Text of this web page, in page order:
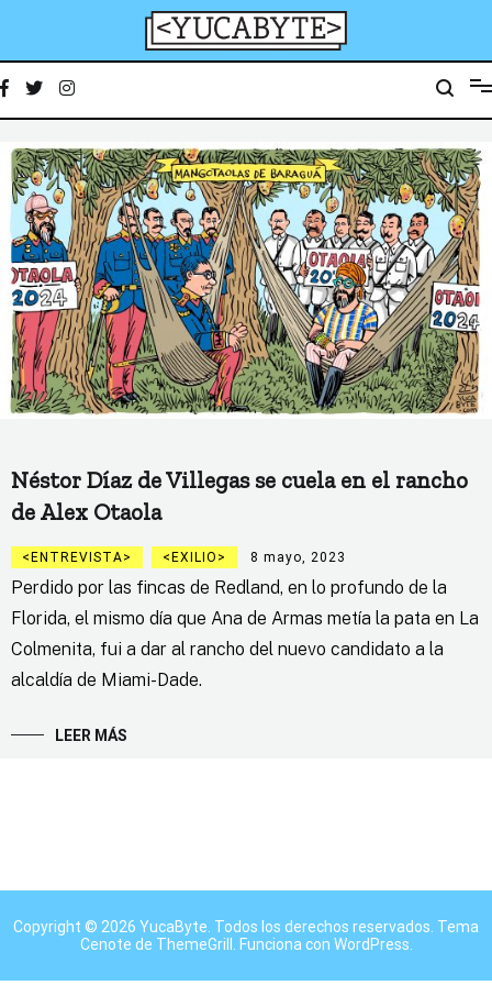
YucaByte
Néstor Díaz de Villegas se cuela en el rancho
de Alex Otaola
ENTREVISTA EXILIO 8 mayo, 2023
Perdido por las fincas de Redland, en lo profundo de la
Florida, el mismo día que Ana de Armas metía la pata en La
Colmenita, fui a dar al rancho del nuevo candidato a la
alcaldía de Miami-Dade.
LEER MÁS
Copyright © 2026 YucaByte . Todos los derechos reservados. Tema
Cenote de ThemeGrill. Funciona con WordPress